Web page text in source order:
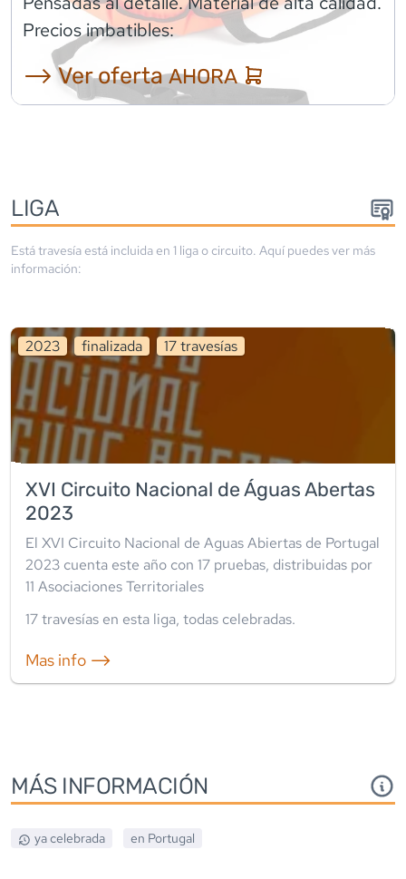
Precios imbatibles:
⟶ Ver ofertaAHORA
LIGA
Está travesía está incluida en 1 liga o circuito. Aquí puedes ver más
información:
2023 finalizada 17travesías
XVI Circuito Nacional de Águas Abertas
2023
El XVI Circuito Nacional de Aguas Abiertas de Portugal
2023 cuenta este año con 17 pruebas, distribuidas por
11 Asociaciones Territoriales
17travesías en esta liga, todas celebradas.
Mas info ⟶
MÁS INFORMACIÓN
ya celebrada en Portugal